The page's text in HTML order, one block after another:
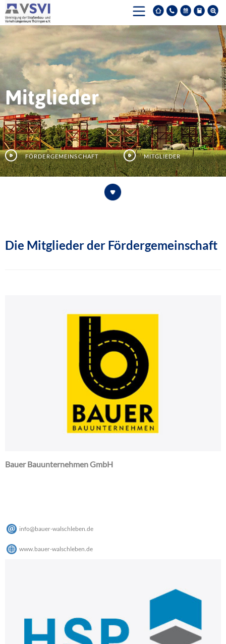
Mitglieder
Fördergemeinschaft Mitglieder
Die Mitglieder der Fördergemeinschaft
Bauer Bauunternehmen GmbH
info@bauer-walschleben.de
www.bauer-walschleben.de